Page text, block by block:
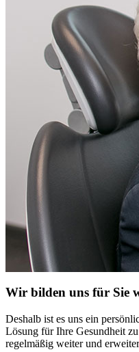
Wir bilden uns für Sie
Deshalb ist es uns ein
Lösung für Ihre Gesundheit
regelmäßig weiter und